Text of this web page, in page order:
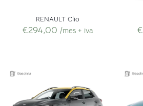
RENAULT Clio
€294,00 /mes + iva €